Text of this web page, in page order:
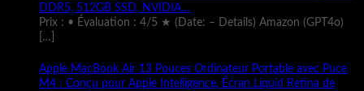
DDR5, 512GB SSD, NVIDIA…
Prix : • Évaluation : 4/5 ★ (Date: – Details) Amazon (GPT4o)
[…]
Apple MacBook Air 13 Pouces Ordinateur Portable avec Puce
M4 : Conçu pour Apple Intelligence, Écran Liquid Retina de